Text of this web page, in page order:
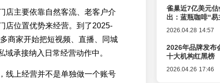
店主要依靠自然客流、老客户介
店位置优势来经营。到了2025-
商家开始把短视频、直播、同城
域承接纳入日常经营动作中。
线上经营并不是单独做一个账号
雀巢近7亿美元
出：蓝瓶咖啡“
2026.04.28 14:57
2026年品牌发布
十大机构红黑榜
2026.04.26 17:46